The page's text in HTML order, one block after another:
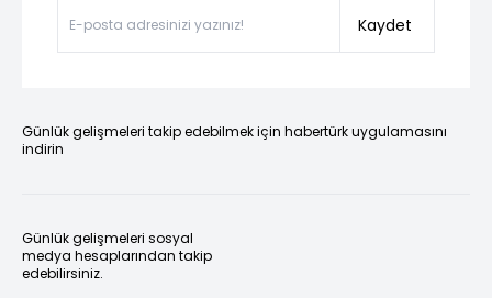
Kaydet
Günlük gelişmeleri takip edebilmek için habertürk uygulamasını
indirin
Günlük gelişmeleri sosyal
medya hesaplarından takip
edebilirsiniz.